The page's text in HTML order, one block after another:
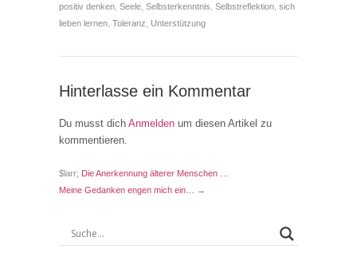
positiv denken Seele Selbsterkenntnis Selbstreflektion sich
lieben lernen Toleranz Unterstützung
Hinterlasse ein Kommentar
Du musst dich Anmelden um diesen Artikel zu
kommentieren.
$larr; Die Anerkennung älterer Menschen …
Meine Gedanken engen mich ein…
→